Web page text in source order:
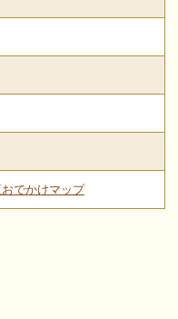
でかけマップ